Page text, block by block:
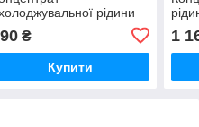
рідини
₴
Купити
1